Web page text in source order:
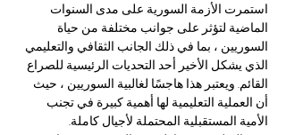
استمرت الأزمة السورية على مدى السنوات
الماضية لتؤثر على جوانب مختلفة من حياة
السوريين ، بما في ذلك الجانب الثقافي والتعليمي
الذي يشكل الأخير أحد التحديات الرئيسية للصراع
القائم. ويعتبر هذا هاجسًا لغالبية السوريين ، حيث
أن العملية التعليمية لها أهمية كبيرة في تجنب
الأمية المستقبلية المحتملة لأجيال كاملة.